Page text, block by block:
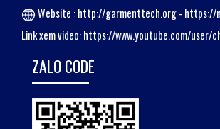
Website :http://garmenttech.org- https://
Link xem video:https://www.youtube.com/user/
ZALO CODE